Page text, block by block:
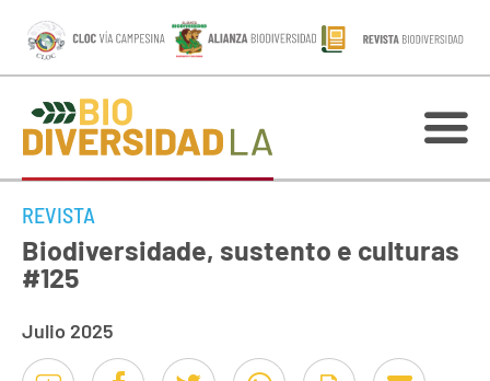
REVISTA
Biodiversidade, sustento e culturas
#125
Julio 2025